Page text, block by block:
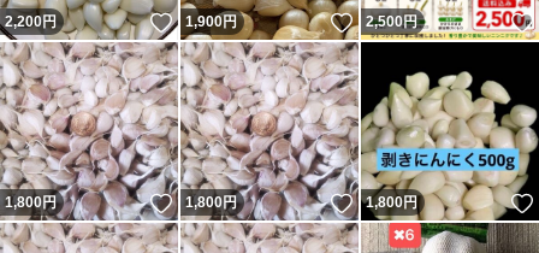
2,200円 いいね！
1,900円 いいね！
2,500円
1,800円 いいね！
1,800円 いいね！
1,800円